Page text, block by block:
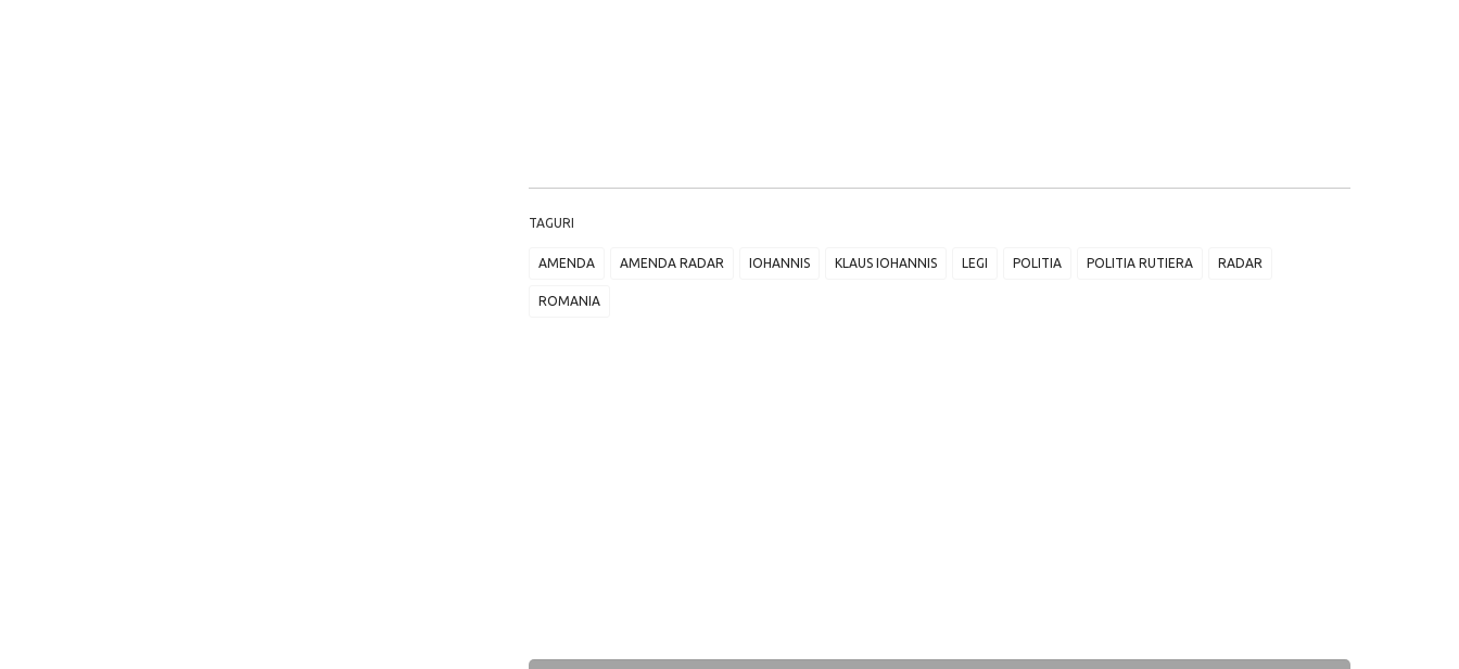
TAGURI
AMENDA AMENDA RADAR IOHANNIS KLAUS IOHANNIS LEGI POLITIA POLITIA RUTIERA RADAR
ROMANIA